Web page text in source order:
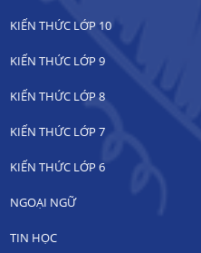
KIẾN THỨC LỚP 10
KIẾN THỨC LỚP 9
KIẾN THỨC LỚP 8
KIẾN THỨC LỚP 7
KIẾN THỨC LỚP 6
NGOẠI NGỮ
TIN HỌC